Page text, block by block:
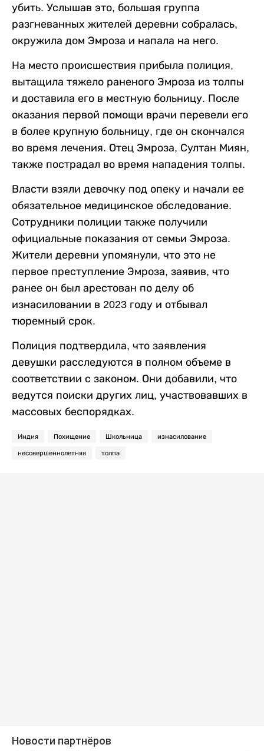
убить. Услышав это, большая группа
разгневанных жителей деревни собралась,
окружила дом Эмроза и напала на него.
На место происшествия прибыла полиция,
вытащила тяжело раненого Эмроза из толпы
и доставила его в местную больницу. После
оказания первой помощи врачи перевели его
в более крупную больницу, где он скончался
во время лечения. Отец Эмроза, Султан Миян,
также пострадал во время нападения толпы.
Власти взяли девочку под опеку и начали ее
обязательное медицинское обследование.
Сотрудники полиции также получили
официальные показания от семьи Эмроза.
Жители деревни упомянули, что это не
первое преступление Эмроза, заявив, что
ранее он был арестован по делу об
изнасиловании в 2023 году и отбывал
тюремный срок.
Полиция подтвердила, что заявления
девушки расследуются в полном объеме в
соответствии с законом. Они добавили, что
ведутся поиски других лиц, участвовавших в
массовых беспорядках.
Индия Похищение Школьница изнасилование
несовершеннолетняя толпа